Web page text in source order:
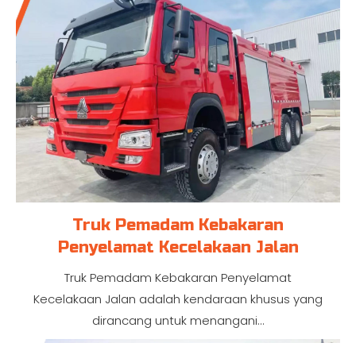
Truk Pemadam Kebakaran
Penyelamat Kecelakaan Jalan
Truk Pemadam Kebakaran Penyelamat
Kecelakaan Jalan adalah kendaraan khusus yang
dirancang untuk menangani...